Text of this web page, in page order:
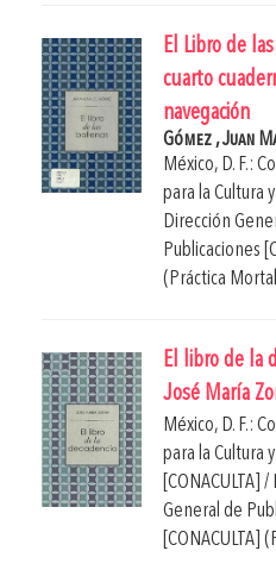
El Libro de
cuarto
navegación
Gómez , Juan
México, D. F.:
para la Cultura
Dirección
Publicaciones
(Práctica
El libro de la
José María
México, D. F.:
para la Cultura
[CONACULTA]
General de
[CONACULTA]